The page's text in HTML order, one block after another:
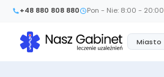
+48 880 808 880 Pon - Nie: 8:00 - 20:00
Miasto